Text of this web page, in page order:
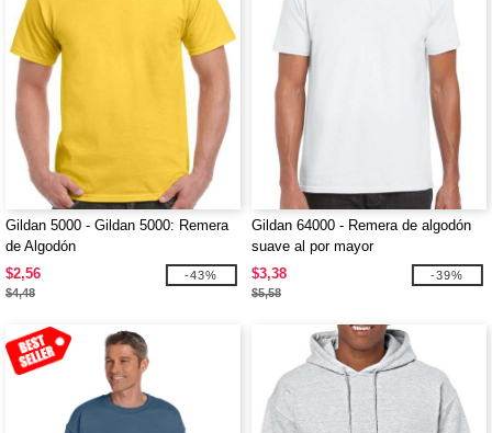
Gildan 5000 - Gildan 5000: Remera
de Algodón
$2,56
$4,48
-43%
Gildan 64000 - Remera de algodón
suave al por mayor
$3,38
$5,58
-39%